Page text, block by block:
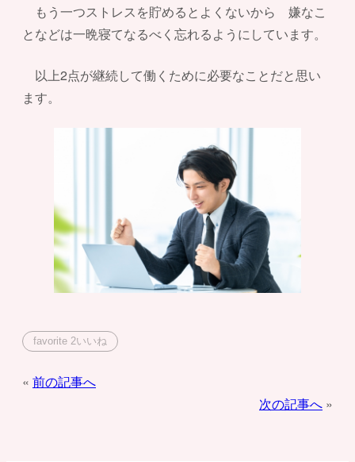
もう一つストレスを貯めるとよくないから 嫌なこ
となどは一晩寝てなるべく忘れるようにしています。
以上2点が継続して働くために必要なことだと思い
ます。
favorite 2いいね
投前の記事へ
次の記事へ